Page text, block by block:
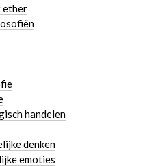
ether
handelen
denken
emoties